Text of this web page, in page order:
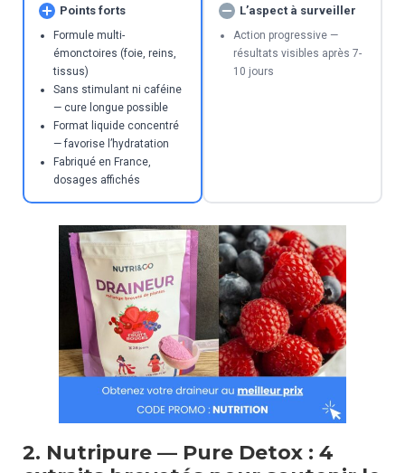
Points forts
Formule multi-
émonctoires (foie, reins,
tissus)
Sans stimulant ni caféine
— cure longue possible
Format liquide concentré
— favorise l’hydratation
Fabriqué en France,
dosages affichés
L’aspect à surveiller
Action progressive —
résultats visibles après 7-
10 jours
2. Nutripure — Pure Detox : 4